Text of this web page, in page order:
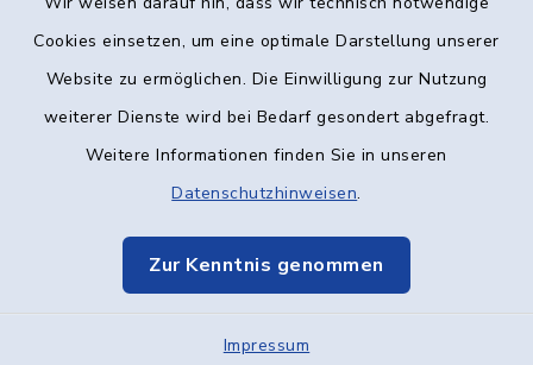
Cookies einsetzen, um eine optimale Darstellung unserer
Website zu ermöglichen. Die Einwilligung zur Nutzung
weiterer Dienste wird bei Bedarf gesondert abgefragt.
Weitere Informationen finden Sie in unseren
Datenschutzhinweisen.
Zur Kenntnis genommen
Impressum
Kontakt
Datenschutz
Elektronische Kommunikation
Sitemap